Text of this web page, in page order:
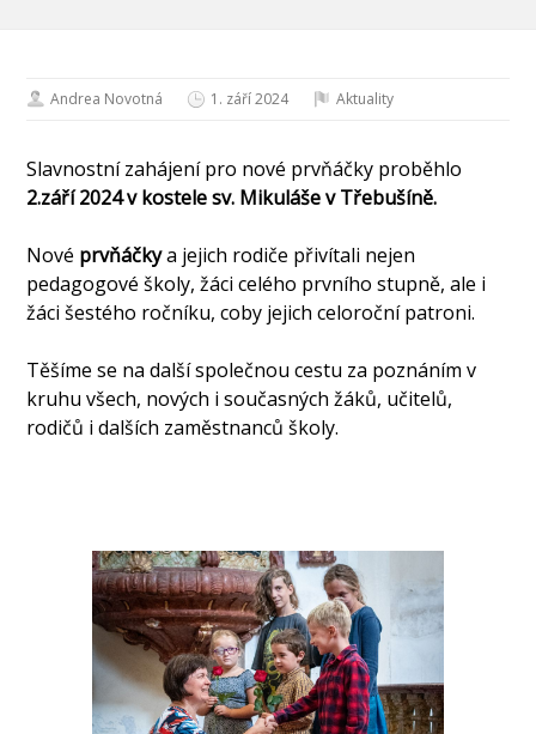
Andrea Novotná 1. září 2024 Aktuality
Slavnostní zahájení pro nové prvňáčky proběhlo
2.září 2024 v kostele sv. Mikuláše v Třebušíně.
Nové prvňáčkya jejich rodiče přivítali nejen
pedagogové školy, žáci celého prvního stupně, ale i
žáci šestého ročníku, coby jejich celoroční patroni.
Těšíme se na další společnou cestu za poznáním v
kruhu všech, nových i současných žáků, učitelů,
rodičů i dalších zaměstnanců školy.